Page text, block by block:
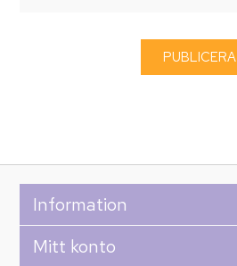
Information
Mitt konto